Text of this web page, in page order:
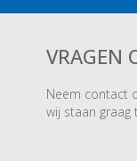
VRAGEN
Neem contact
wij staan